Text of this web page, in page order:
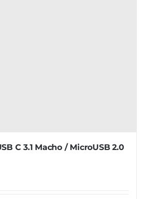
C 3.1 Macho / MicroUSB 2.0